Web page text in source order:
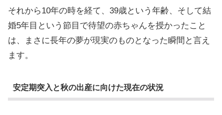
それから10年の時を経て、39歳という年齢、そして結
婚5年目という節目で待望の赤ちゃんを授かったこと
は、まさに長年の夢が現実のものとなった瞬間と言え
ます。
安定期突入と秋の出産に向けた現在の状況